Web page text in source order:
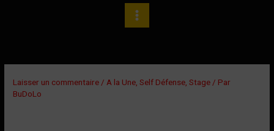
Laisser un commentaire /A la Une,Self Défense,Stage / Par
BuDoLo